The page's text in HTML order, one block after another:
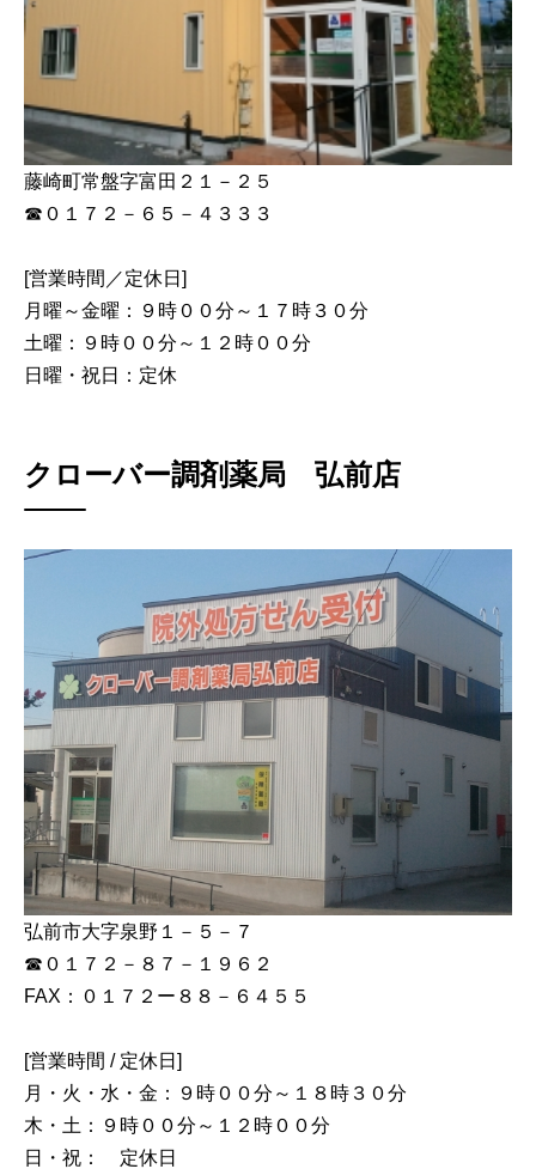
藤崎町常盤字富田２１－２５
☎０１７２－６５－４３３３
[営業時間／定休日]
月曜～金曜：９時００分～１７時３０分
土曜：９時００分～１２時００分
日曜・祝日：定休
クローバー調剤薬局 弘前店
弘前市大字泉野１－５－７
☎０１７２－８７－１９６２
FAX：０１７２ー８８－６４５５
[営業時間 / 定休日]
月・火・水・金：９時００分～１８時３０分
木・土：９時００分～１２時００分
日・祝： 定休日